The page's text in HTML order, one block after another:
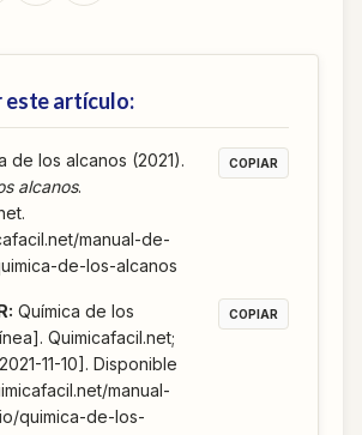
este artículo:
de los alcanos (2021).
alcanos.
manual-de-
de-los-alcanos
COPIAR
: Química de los
Quimicafacil.net;
11-10]. Disponible
manual-
quimica-de-los-
COPIAR